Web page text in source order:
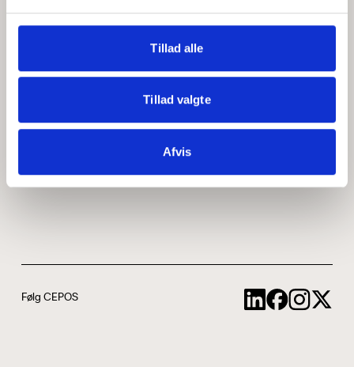
Tillad alle
Tillad valgte
Afvis
Medarbejdere
ABCepos
Podcast
Følg CEPOS